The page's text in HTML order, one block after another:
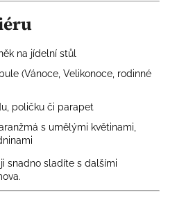
na jídelní stůl
(Vánoce, Velikonoce, rodinné
poličku či parapet
s umělými květinami,
snadno sladíte s dalšími